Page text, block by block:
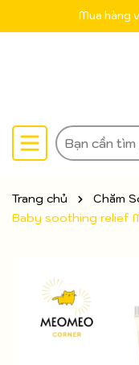
Mua hàng
Trang chủ Chăm
Baby soothing relief